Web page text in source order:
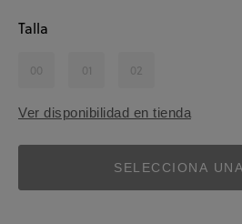
Talla
00 01 02
Ver disponibilidad en tienda
SELECCIONA